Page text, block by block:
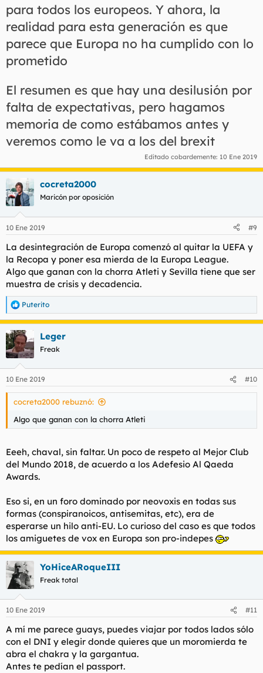
para todos los europeos. Y ahora, la
realidad para esta generación es que
parece que Europa no ha cumplido con lo
prometido
El resumen es que hay una desilusión por
falta de expectativas, pero hagamos
memoria de como estábamos antes y
veremos como le va a los del brexit
Editado cobardemente: 10 Ene 2019
cocreta2000
Maricón por oposición
10 Ene 2019 #9
La desintegración de Europa comenzó al quitar la UEFA y
la Recopa y poner esa mierda de la Europa League.
Algo que ganan con la chorra Atleti y Sevilla tiene que ser
muestra de crisis y decadencia.
R
e
a
c
c
i
e
s
Puterito
Leger
Freak
10 Ene 2019 #10
cocreta2000 rebuznó:
Algo que ganan con la chorra Atleti
Eeeh, chaval, sin faltar. Un poco de respeto al Mejor Club
del Mundo 2018, de acuerdo a los Adefesio Al Qaeda
Awards.
Eso si, en un foro dominado por neovoxis en todas sus
formas (conspiranoicos, antisemitas, etc), era de
esperarse un hilo anti-EU. Lo curioso del caso es que todos
los amiguetes de vox en Europa son pro-indepes
YoHiceARoqueIII
Freak total
10 Ene 2019 #11
A mí me parece guays, puedes viajar por todos lados sólo
con el DNI y elegir donde quieres que un moromierda te
abra el chakra y la gargantua.
Antes te pedían el passport.